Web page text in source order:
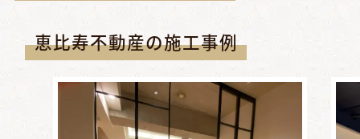
恵比寿不動産の施工事例